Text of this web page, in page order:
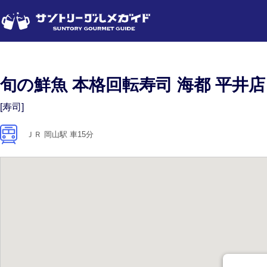
旬の鮮魚 本格回転寿司 海都 平井店
[寿司]
ＪＲ 岡山駅 車15分